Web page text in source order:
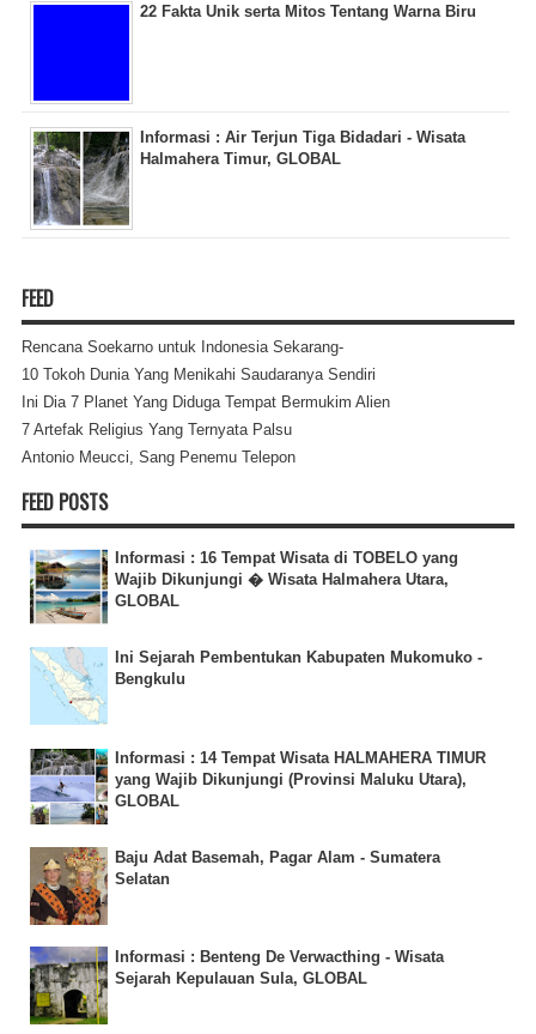
22 Fakta Unik serta Mitos Tentang Warna Biru
Informasi : Air Terjun Tiga Bidadari - Wisata
Halmahera Timur, GLOBAL
FEED
Rencana Soekarno untuk Indonesia Sekarang-
10 Tokoh Dunia Yang Menikahi Saudaranya Sendiri
Ini Dia 7 Planet Yang Diduga Tempat Bermukim Alien
7 Artefak Religius Yang Ternyata Palsu
Antonio Meucci, Sang Penemu Telepon
FEED POSTS
Informasi : 16 Tempat Wisata di TOBELO yang
Wajib Dikunjungi � Wisata Halmahera Utara,
GLOBAL
Ini Sejarah Pembentukan Kabupaten Mukomuko -
Bengkulu
Informasi : 14 Tempat Wisata HALMAHERA TIMUR
yang Wajib Dikunjungi (Provinsi Maluku Utara),
GLOBAL
Baju Adat Basemah, Pagar Alam - Sumatera
Selatan
Informasi : Benteng De Verwacthing - Wisata
Sejarah Kepulauan Sula, GLOBAL